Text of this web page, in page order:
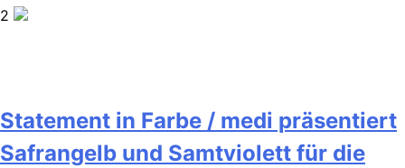
2
Statement in Farbe / medi präsentiert
Safrangelb und Samtviolett für die